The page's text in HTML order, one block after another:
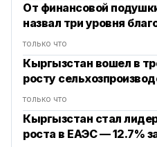
От финансовой
назвал три уровня
только что
Кыргызстан вошел в
росту
только что
Кыргызстан стал
роста в ЕАЭС — 12.7%